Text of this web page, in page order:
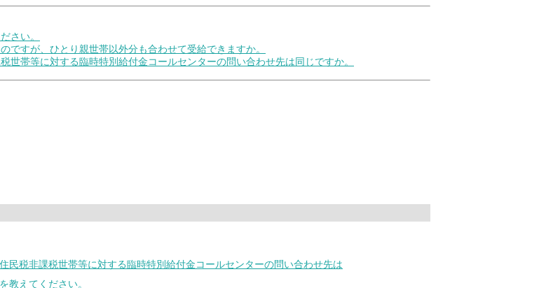
さい。
すが、ひとり親世帯以外分も合わせて受給できますか。
帯等に対する臨時特別給付金コールセンターの問い合わせ先は同じですか。
税非課税世帯等に対する臨時特別給付金コールセンターの問い合わせ先は
教えてください。